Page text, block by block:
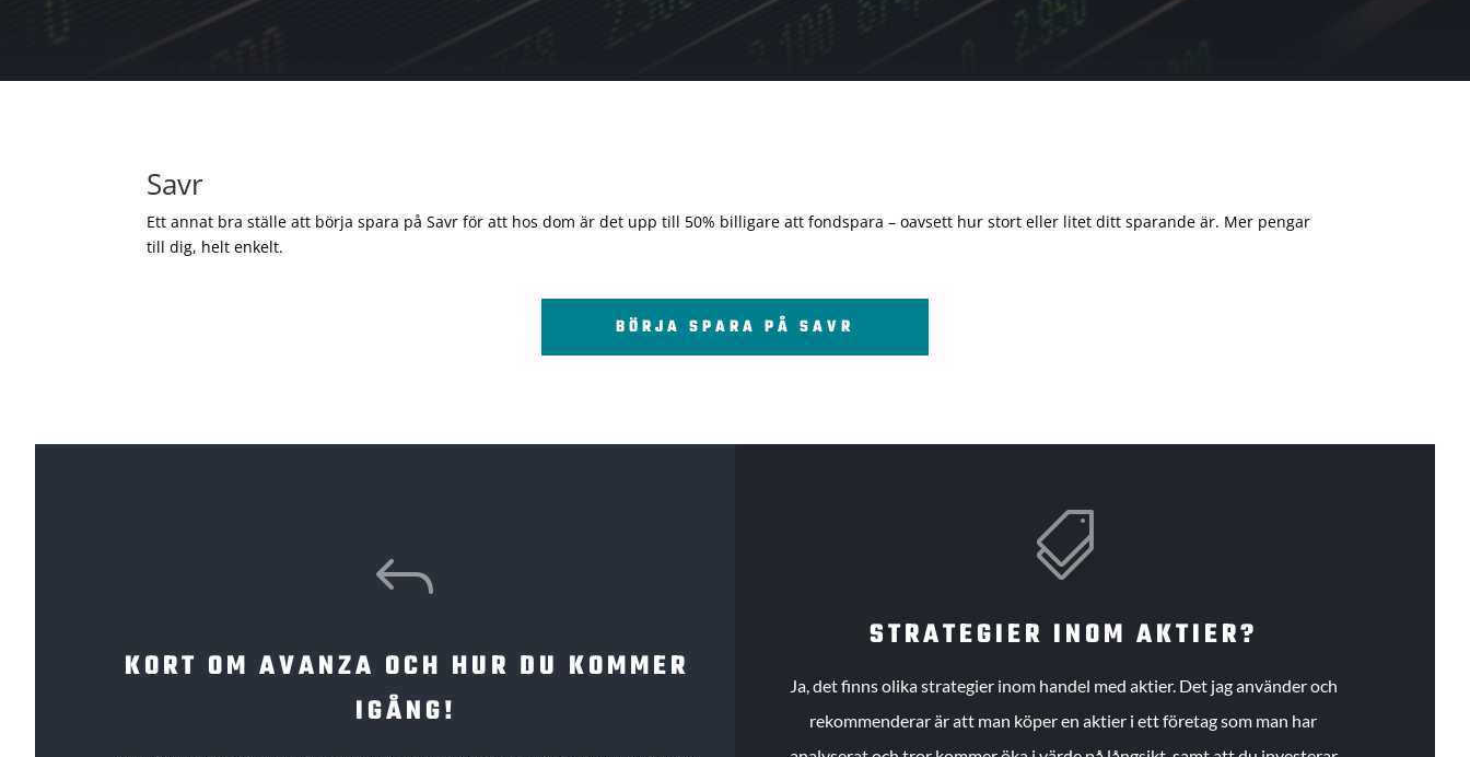
Savr
Ett annat bra ställe att börja spara på Savr för att hos dom är det upp till 50% billigare att fondspara – oavsett hur stort eller litet ditt sparande är. Mer pengar
till dig, helt enkelt.
BÖRJA SPARA PÅ SAVR
J
KORT OM AVANZA OCH HUR DU KOMMER
IGÅNG!

STRATEGIER INOM AKTIER?
Ja, det finns olika strategier inom handel med aktier. Det jag använder och
rekommenderar är att man köper en aktier i ett företag som man har